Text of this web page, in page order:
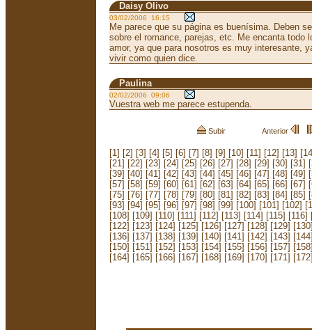
Daisy Olivo
03/02/2006 16:15
Me parece que su página es buenísima. Deben
sobre el romance, parejas, etc. Me encanta todo
amor, ya que para nosotros es muy interesante,
vivir como quien dice.
Paulina
02/02/2006 09:06
Vuestra web me parece estupenda.
Subir Anterior
[1] [2] [3] [4] [5] [6] [7] [8] [9] [10] [11] [12] [13]
[21] [22] [23] [24] [25] [26] [27] [28] [29] [30] [31]
[39] [40] [41] [42] [43] [44] [45] [46] [47] [48] [49]
[57] [58] [59] [60] [61] [62] [63] [64] [65] [66] [67]
[75] [76] [77] [78] [79] [80] [81] [82] [83] [84] [85]
[93] [94] [95] [96] [97] [98] [99] [100] [101] [102]
[108] [109] [110] [111] [112] [113] [114] [115] [116]
[122] [123] [124] [125] [126] [127] [128] [129]
[136] [137] [138] [139] [140] [141] [142] [143]
[150] [151] [152] [153] [154] [155] [156] [157]
[164] [165] [166] [167] [168] [169] [170] [171]